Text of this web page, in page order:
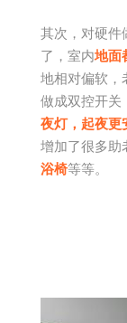
其次，对硬件
了，室内地面
地相对偏软，
做成双控开关
夜灯，起夜更
增加了很多助
浴椅等等。